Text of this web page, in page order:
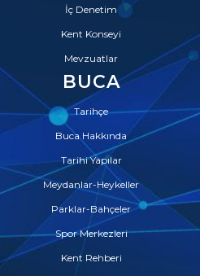
İç Denetim
Kent Konseyi
Mevzuatlar
BUCA
Tarihçe
Buca Hakkında
Tarihi Yapılar
Meydanlar-Heykeller
Parklar-Bahçeler
Spor Merkezleri
Kent Rehberi